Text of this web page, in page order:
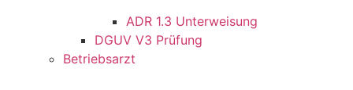
ADR 1.3 Unterweisung
DGUV V3 Prüfung
Betriebsarzt